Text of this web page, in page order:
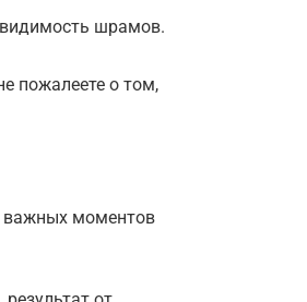
шрамов.
пожалеете о том,
важных моментов